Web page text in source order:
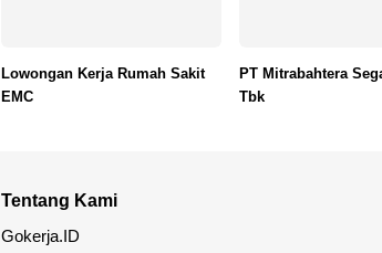
Lowongan Kerja Rumah Sakit
EMC
PT Mitrabahtera
Tbk
Tentang Kami
Gokerja.ID